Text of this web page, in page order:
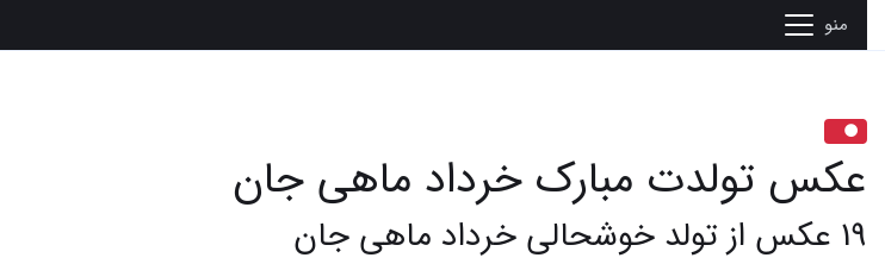
منو
عکس تولدت مبارک خرداد ماهی جان
19 عکس از تولد خوشحالی خرداد ماهی جان